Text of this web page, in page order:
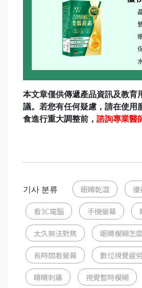
本文章僅供傳遞產品資訊及教育
議。若您有任何疑慮，請在使用
食進行重大調整前， 諮詢專業醫
기사 분류 眼睛乾澀 優
看3C電腦 手機螢幕
太久無法對焦 眼睛模糊怎
長時間看螢幕 數位視覺疲勞
睛睛刺痛 視覺暫時模糊